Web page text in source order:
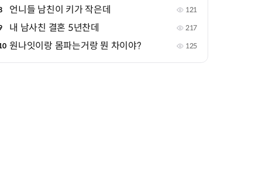
언니들 남친이 키가 작은데 121
내 남사친 결혼 5년찬데 217
원나잇이랑 몸파는거랑 뭔 차이야? 125